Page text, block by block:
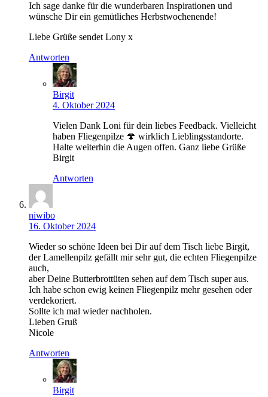
Ich sage danke für die wunderbaren Inspirationen und
wünsche Dir ein gemütliches Herbstwochenende!
Liebe Grüße sendet Lony x
Antworten
Birgit
4. Oktober 2024
Vielen Dank Loni für dein liebes Feedback. Vielleicht
haben Fliegenpilze 🍄 wirklich Lieblingsstandorte.
Halte weiterhin die Augen offen. Ganz liebe Grüße
Birgit
Antworten
niwibo
16. Oktober 2024
Wieder so schöne Ideen bei Dir auf dem Tisch liebe Birgit,
der Lamellenpilz gefällt mir sehr gut, die echten Fliegenpilze
auch,
aber Deine Butterbrottüten sehen auf dem Tisch super aus.
Ich habe schon ewig keinen Fliegenpilz mehr gesehen oder
verdekoriert.
Sollte ich mal wieder nachholen.
Lieben Gruß
Nicole
Antworten
Birgit